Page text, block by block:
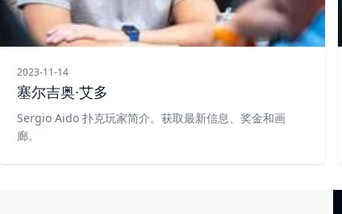
2023-11-14
塞尔吉奥·艾多
Sergio Aido 扑克玩家简介。获取最新信息、奖金和画
廊。